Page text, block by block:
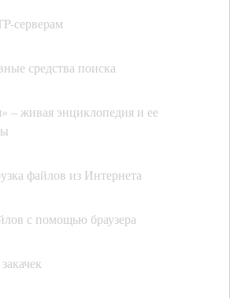
серверам
средства поиска
– живая энциклопедия и ее
файлов из Интернета
с помощью браузера